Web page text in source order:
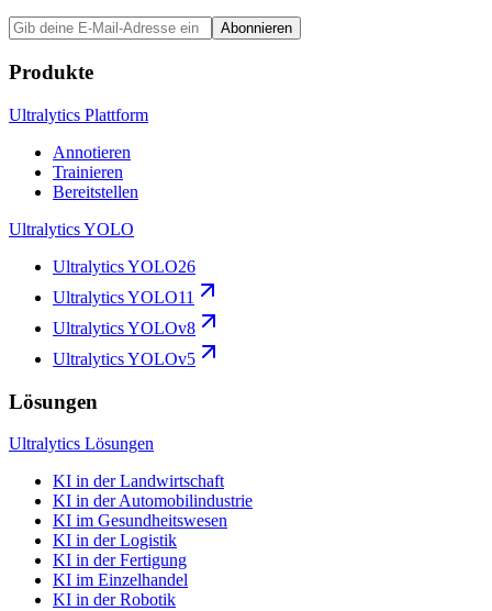
Abonnieren
Produkte
Ultralytics Plattform
Annotieren
Trainieren
Bereitstellen
Ultralytics YOLO
Ultralytics YOLO26
Ultralytics YOLO11
Ultralytics YOLOv8
Ultralytics YOLOv5
Lösungen
Ultralytics Lösungen
KI in der Landwirtschaft
KI in der Automobilindustrie
KI im Gesundheitswesen
KI in der Logistik
KI in der Fertigung
KI im Einzelhandel
KI in der Robotik